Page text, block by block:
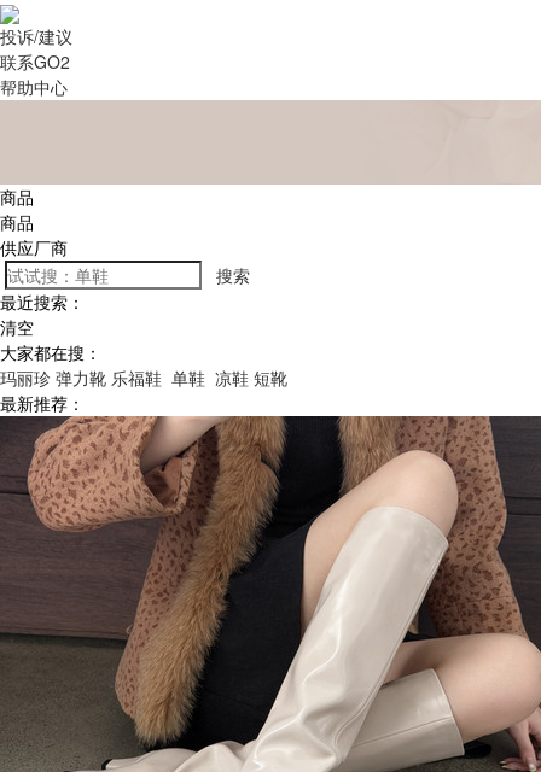
投诉/建议
联系GO2
帮助中心
商品
商品
供应厂商
搜索
最近搜索：
清空
大家都在搜：
玛丽珍 弹力靴 乐福鞋 单鞋 凉鞋 短靴
最新推荐：